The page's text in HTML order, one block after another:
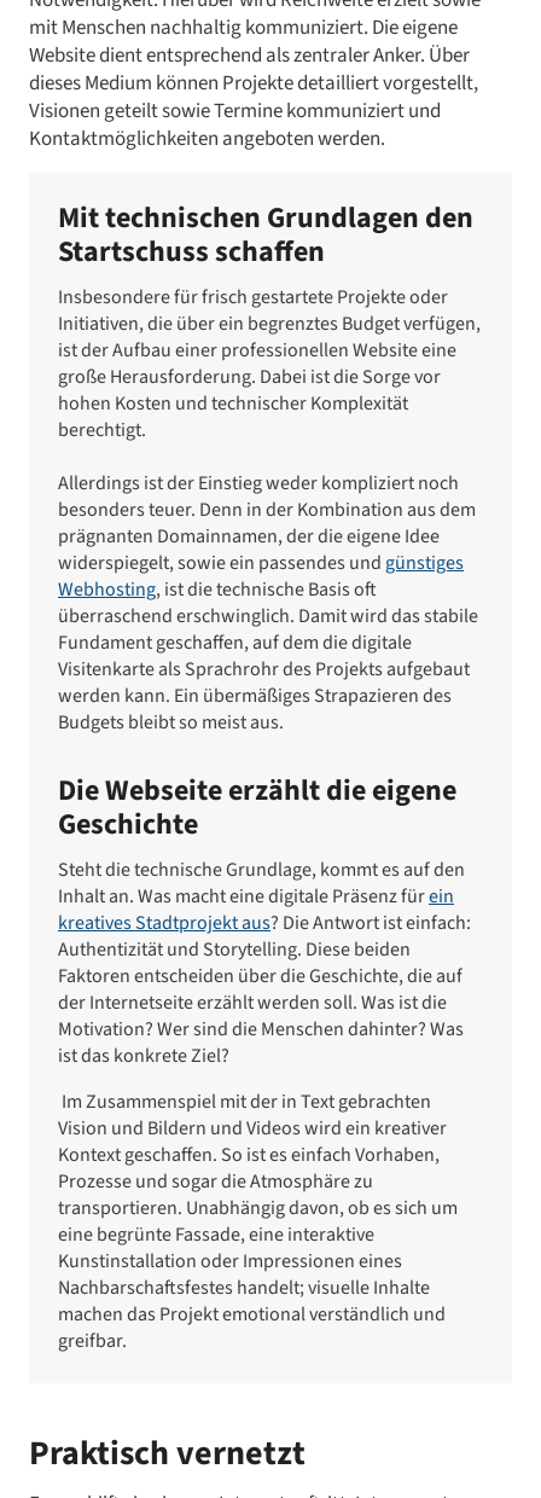
mit Menschen nachhaltig kommuniziert. Die eigene
Website dient entsprechend als zentraler Anker. Über
dieses Medium können Projekte detailliert vorgestellt,
Visionen geteilt sowie Termine kommuniziert und
Kontaktmöglichkeiten angeboten werden.
Mit technischen Grundlagen den
Startschuss schaffen
Insbesondere für frisch gestartete Projekte oder
Initiativen, die über ein begrenztes Budget verfügen,
ist der Aufbau einer professionellen Website eine
große Herausforderung. Dabei ist die Sorge vor
hohen Kosten und technischer Komplexität
berechtigt.
Allerdings ist der Einstieg weder kompliziert noch
besonders teuer. Denn in der Kombination aus dem
prägnanten Domainnamen, der die eigene Idee
widerspiegelt, sowie ein passendes und günstiges
Webhosting, ist die technische Basis oft
überraschend erschwinglich. Damit wird das stabile
Fundament geschaffen, auf dem die digitale
Visitenkarte als Sprachrohr des Projekts aufgebaut
werden kann. Ein übermäßiges Strapazieren des
Budgets bleibt so meist aus.
Die Webseite erzählt die eigene
Geschichte
Steht die technische Grundlage, kommt es auf den
Inhalt an. Was macht eine digitale Präsenz fürein
kreatives Stadtprojekt aus? Die Antwort ist einfach:
Authentizität und Storytelling. Diese beiden
Faktoren entscheiden über die Geschichte, die auf
der Internetseite erzählt werden soll. Was ist die
Motivation? Wer sind die Menschen dahinter? Was
ist das konkrete Ziel?
Im Zusammenspiel mit der in Text gebrachten
Vision und Bildern und Videos wird ein kreativer
Kontext geschaffen. So ist es einfach Vorhaben,
Prozesse und sogar die Atmosphäre zu
transportieren. Unabhängig davon, ob es sich um
eine begrünte Fassade, eine interaktive
Kunstinstallation oder Impressionen eines
Nachbarschaftsfestes handelt; visuelle Inhalte
machen das Projekt emotional verständlich und
greifbar.
Praktisch vernetzt